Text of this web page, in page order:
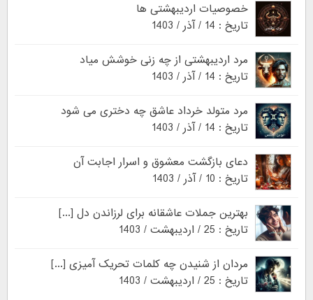
خصوصیات اردیبهشتی ها
تاریخ : 14 / آذر / 1403
مرد اردیبهشتی از چه زنی خوشش میاد
تاریخ : 14 / آذر / 1403
مرد متولد خرداد عاشق چه دختری می شود
تاریخ : 14 / آذر / 1403
دعای بازگشت معشوق و اسرار اجابت آن
تاریخ : 10 / آذر / 1403
بهترین جملات عاشقانه برای لرزاندن دل [...]
تاریخ : 25 / اردیبهشت / 1403
مردان از شنیدن چه کلمات تحریک آمیزی [...]
تاریخ : 25 / اردیبهشت / 1403